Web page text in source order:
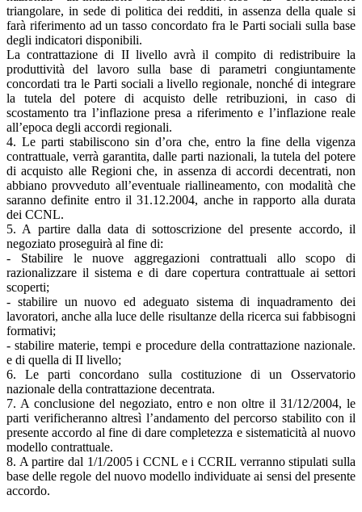
triangolare, in sede di politica dei redditi, in assenza della quale si
farà riferimento ad un tasso concordato fra le Parti sociali sulla base
degli indicatori disponibili.
La contrattazione di II livello avrà il compito di redistribuire la
produttività del lavoro sulla base di parametri congiuntamente
concordati tra le Parti sociali a livello regionale, nonché di integrare
la tutela del potere di acquisto delle retribuzioni, in caso di
scostamento tra l’inflazione presa a riferimento e l’inflazione reale
all’epoca degli accordi regionali.
4. Le parti stabiliscono sin d’ora che, entro la fine della vigenza
contrattuale, verrà garantita, dalle parti nazionali, la tutela del potere
di acquisto alle Regioni che, in assenza di accordi decentrati, non
abbiano provveduto all’eventuale riallineamento, con modalità che
saranno definite entro il 31.12.2004, anche in rapporto alla durata
dei CCNL.
5. A partire dalla data di sottoscrizione del presente accordo, il
negoziato proseguirà al fine di:
- Stabilire le nuove aggregazioni contrattuali allo scopo di
razionalizzare il sistema e di dare copertura contrattuale ai settori
scoperti;
- stabilire un nuovo ed adeguato sistema di inquadramento dei
lavoratori, anche alla luce delle risultanze della ricerca sui fabbisogni
formativi;
- stabilire materie, tempi e procedure della contrattazione nazionale.
e di quella di II livello;
6. Le parti concordano sulla costituzione di un Osservatorio
nazionale della contrattazione decentrata.
7. A conclusione del negoziato, entro e non oltre il 31/12/2004, le
parti verificheranno altresì l’andamento del percorso stabilito con il
presente accordo al fine di dare completezza e sistematicità al nuovo
modello contrattuale.
8. A partire dal 1/1/2005 i CCNL e i CCRIL verranno stipulati sulla
base delle regole del nuovo modello individuate ai sensi del presente
accordo.